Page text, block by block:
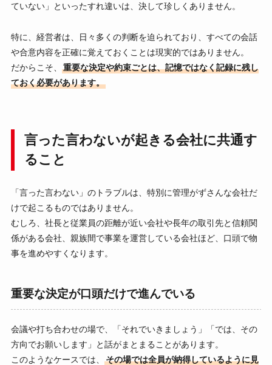
ていない」といったすれ違いは、決して珍しくありません。
特に、経営者は、日々多くの判断を迫られており、すべての会話
や合意内容を正確に覚えておくことは現実的ではありません。
だからこそ、
重要な決定や約束ごとは、記憶ではなく記録に残し
ておく必要があります。
言った言わないが起きる会社に共通す
ること
「言った言わない」のトラブルは、特別に管理がずさんな会社だ
けで起こるものではありません。
むしろ、社長と従業員の距離が近い会社や長年の取引先と信頼関
係がある会社、親族間で事業を運営している会社ほど、口頭で物
事を進めやすくなります。
重要な決定が口頭だけで進んでいる
会議や打ち合わせの場で、「それでいきましょう」「では、その
方向でお願いします」と話がまとまることがあります。
このようなケースでは、
その場では全員が納得しているように見